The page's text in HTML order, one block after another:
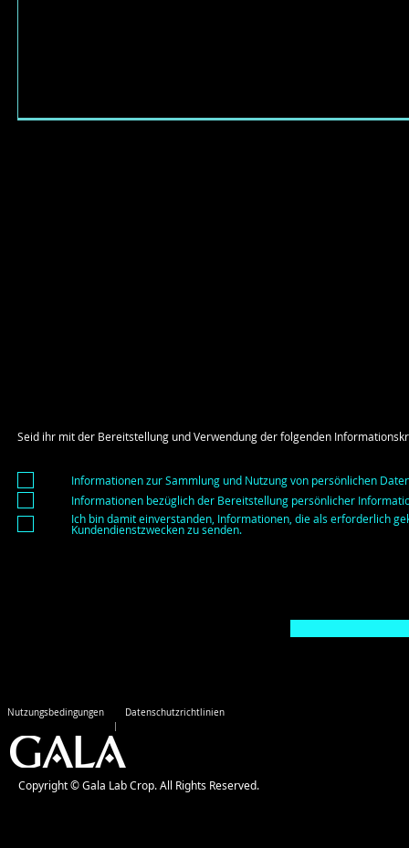
Seid ihr mit der Bereitstellung und Verwendung der folgenden
Informationen zur Sammlung und Nutzung von persönlichen
Informationen bezüglich der Bereitstellung persönlicher
Ich bin damit einverstanden, Informationen, die als erforderlich
Kundendienstzwecken zu senden.
Nutzungsbedingungen Datenschutzrichtlinien
Copyright © Gala Lab Crop. All Rights Reserved.